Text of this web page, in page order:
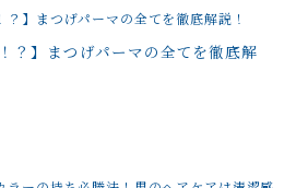
？】まつげパーマの全てを徹底解